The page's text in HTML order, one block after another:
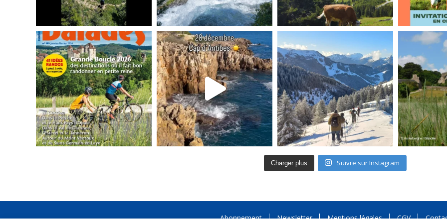
Charger plus Suivre sur Instagram
Abonnement Newsletter Mentions légales CGV